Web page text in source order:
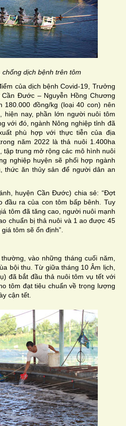
dịch bệnh trên tôm
của dịch bệnh Covid-19, Trưởng
Đước – Nguyễn Hồng Chương
đồng/kg (loại 40 con) nên
hiện nay, phần lớn người nuôi tôm
với đó, ngành Nông nghiệp tỉnh đã
phù hợp với thực tiễn của địa
năm 2022 là thả nuôi 1.400ha
tập trung mở rộng các mô hình nuôi
nghiệp huyện sẽ phối hợp ngành
thức ăn thủy sản để người dân an
huyện Cần Đước) chia sẻ: “Đợt
đầu ra của con tôm bấp bênh. Tuy
tôm đã tăng cao, người nuôi mạnh
chuẩn bị thả nuôi và 1 ao được 45
tôm sẽ ổn định”.
vào những tháng cuối năm,
bội thu. Từ giữa tháng 10 Âm lịch,
đã bắt đầu thả nuôi tôm vụ tết với
tôm đạt tiêu chuẩn về trọng lượng
cận tết.